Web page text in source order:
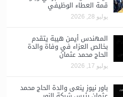
قمة العطاء الوظيفي
يوليو 28, 2026
المهندس أيمن هيبة يتقدم
بخالص العزاء في وفاة والدة
الحاج محمد عثمان
يوليو 17, 2026
باور نيوز ينعى والدة الحاج محمد